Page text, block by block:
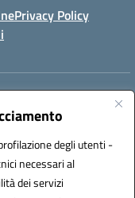
degli utenti -
necessari al
dei servizi
Privacy Policy
istsc_FGIC84600D